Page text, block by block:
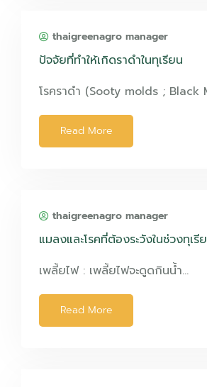
thaigreenagro manager
ปัจจัยที่ทำให้เกิดราดำในทุเรียน
โรคราดำ (Sooty molds ; Black
Read More
thaigreenagro manager
แมลงและโรคที่ต้องระวังในช่วงทุเ
เพลี้ยไฟ : เพลี้ยไฟจะดูดกินน้ำ…
Read More